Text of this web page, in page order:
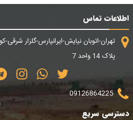
اطلاعات تماس
تهران-اتوبان نیایش-ایرانپارس-گلزار
پلاک 14 واحد 7
09126864225
دسترسی سریع